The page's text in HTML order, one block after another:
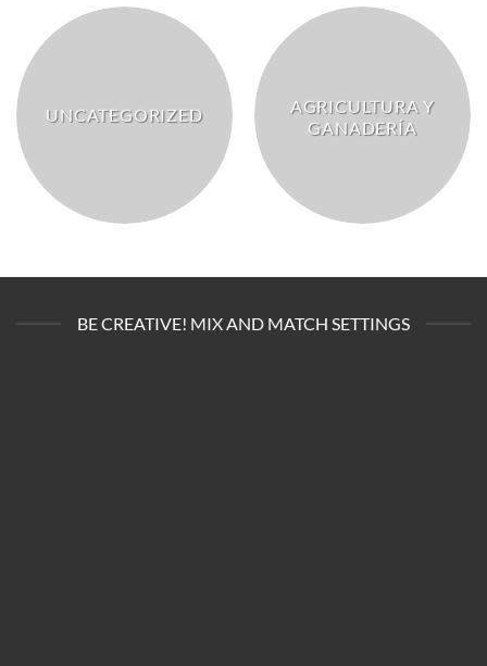
UNCATEGORIZED
AGRICULTURA Y
GANADERÍA
BE CREATIVE! MIX AND MATCH SETTINGS